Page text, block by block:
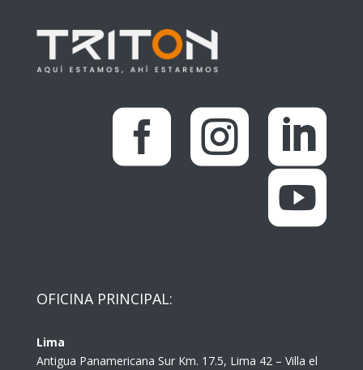
  

OFICINA PRINCIPAL:
Lima
Antigua Panamericana Sur Km. 17.5, Lima 42 – Villa el